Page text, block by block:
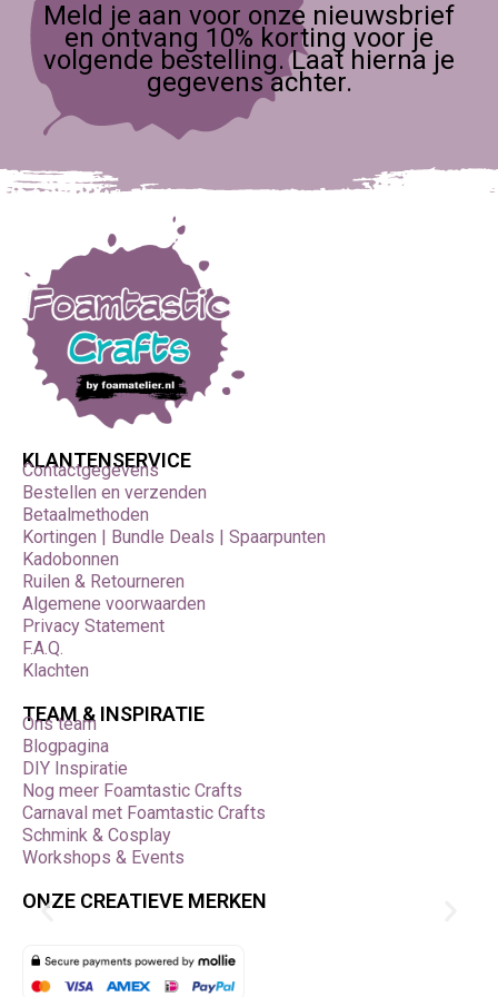
Meld je aan voor onze nieuwsbrief
en ontvang 10% korting voor je
volgende bestelling. Laat hierna je
gegevens achter.
KLANTENSERVICE
Contactgegevens
Bestellen en verzenden
Betaalmethoden
Kortingen | Bundle Deals | Spaarpunten
Kadobonnen
Ruilen & Retourneren
Algemene voorwaarden
Privacy Statement
F.A.Q.
Klachten
TEAM & INSPIRATIE
Ons team
Blogpagina
DIY Inspiratie
Nog meer Foamtastic Crafts
Carnaval met Foamtastic Crafts
Schmink & Cosplay
Workshops & Events
ONZE CREATIEVE MERKEN